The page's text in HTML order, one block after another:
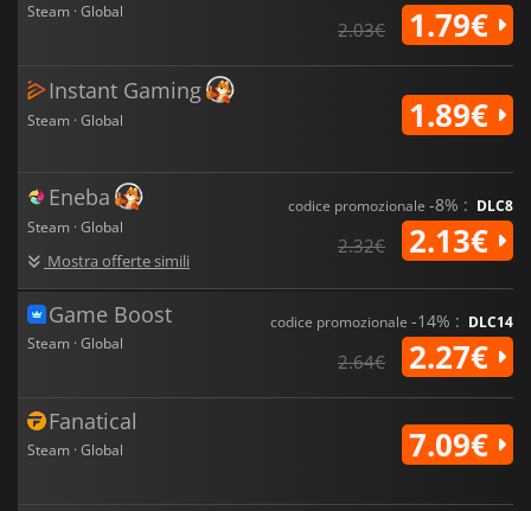
Steam · Global
2.03€ 1.79€
Instant Gaming
Steam · Global 1.89€
Eneba
Steam · Global
Mostra offerte simili
codice promozionale -8% : DLC8
2.32€ 2.13€
Game Boost
Steam · Global
codice promozionale -14% : DLC14
2.64€ 2.27€
Fanatical
Steam · Global 7.09€